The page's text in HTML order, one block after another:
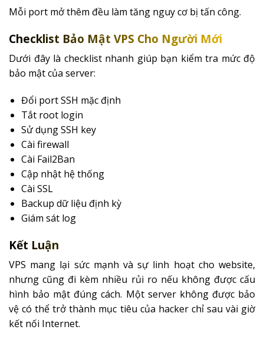
Mỗi port mở thêm đều làm tăng nguy cơ bị tấn công.
Checklist Bảo Mật VPS Cho Người Mới
Dưới đây là checklist nhanh giúp bạn kiểm tra mức độ
bảo mật của server:
Đổi port SSH mặc định
Tắt root login
Sử dụng SSH key
Cài firewall
Cài Fail2Ban
Cập nhật hệ thống
Cài SSL
Backup dữ liệu định kỳ
Giám sát log
Kết Luận
VPS mang lại sức mạnh và sự linh hoạt cho website,
nhưng cũng đi kèm nhiều rủi ro nếu không được cấu
hình bảo mật đúng cách. Một server không được bảo
vệ có thể trở thành mục tiêu của hacker chỉ sau vài giờ
kết nối Internet.